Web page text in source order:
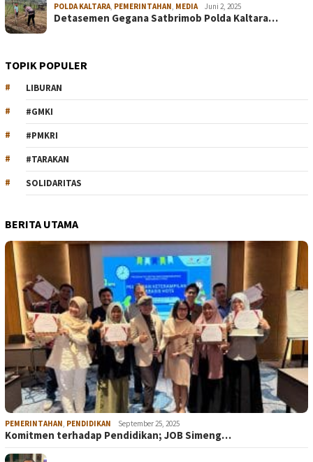
POLDA KALTARA PEMERINTAHAN MEDIA Juni 2, 2025
Detasemen Gegana Satbrimob Polda Kaltara…
TOPIK POPULER
LIBURAN
#GMKI
#PMKRI
#TARAKAN
SOLIDARITAS
BERITA UTAMA
PEMERINTAHAN PENDIDIKAN September 25, 2025
Komitmen terhadap Pendidikan; JOB Simeng…